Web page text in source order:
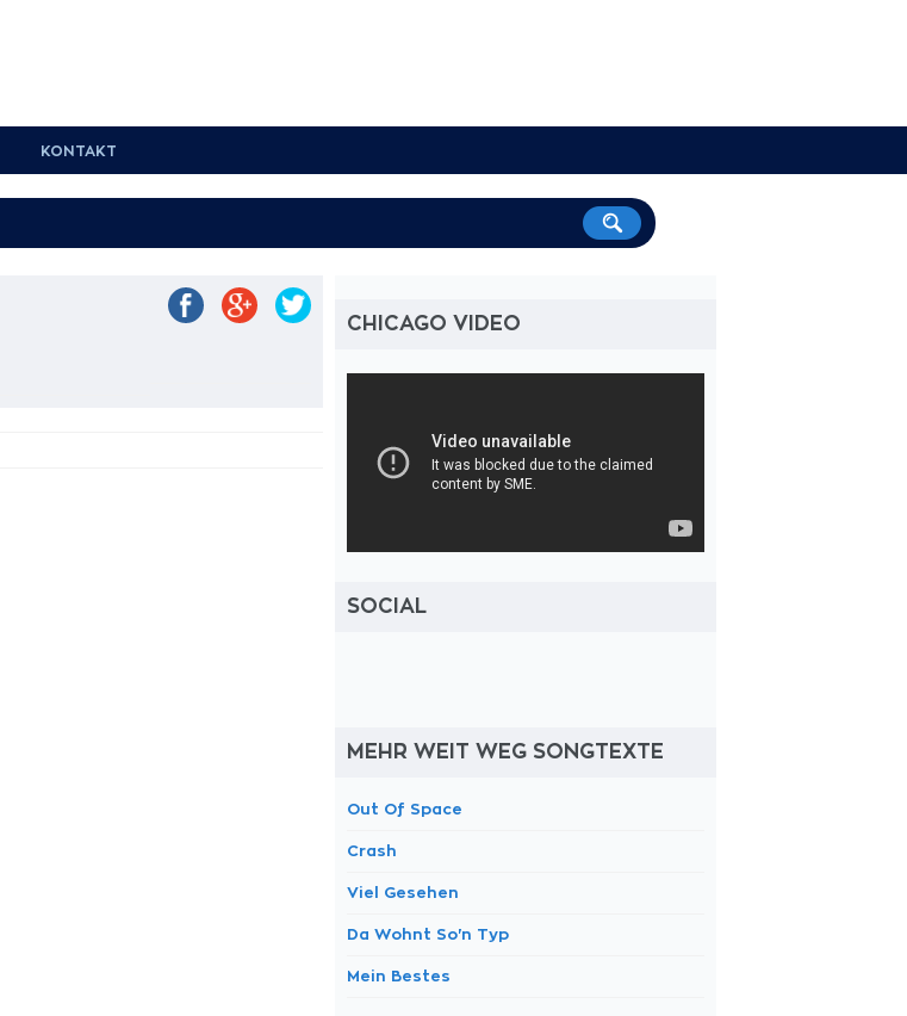
KONTAKT
CHICAGO VIDEO
SOCIAL
MEHR WEIT WEG SONGTEXTE
Out Of Space
Crash
Viel Gesehen
Da Wohnt So'n Typ
Mein Bestes